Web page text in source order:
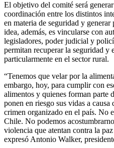
El objetivo del comité será
coordinación entre los distintos
en materia de seguridad y
idea, además, es vincularse con
legisladores, poder judicial y
permitan recuperar la seguridad y
particularmente en el sector rural.
“Tenemos que velar por la
embargo, hoy, para cumplir con
alimentos y quienes forman parte
ponen en riesgo sus vidas a
crimen organizado en el país. No
Chile. No podemos
violencia que atentan contra la
expresó Antonio Walker,